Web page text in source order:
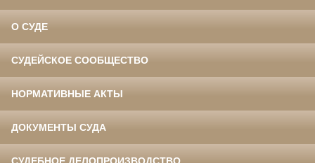
О СУДЕ
СУДЕЙСКОЕ СООБЩЕСТВО
НОРМАТИВНЫЕ АКТЫ
ДОКУМЕНТЫ СУДА